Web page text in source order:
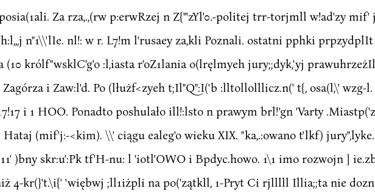
Za rza,.,(rw p:erwRzej n Z{"'zYl'0.-politej trr-torjmll w!ad'zy mif'
n"1\\'lIe. nl!: w r. L7!m l'rusaey za,kli Poznali. ostatni pphki prpzydplIt
(10 królf"wsklC'g'o :l,iasta r'oZ1lania o(lręlmyeh jury;;dyk,'yj
i Zaw:l'd. Po (lłużf<zyeh t;Il"Q":I('b :lltollolllicz.n(' t{, osa(l,\' wzg-
i 1 HOO. Ponadto poshulało ill!:lsto n prawym brl!'gn 'Varty
(mif'j:-<kim). \\' ciągu ealeg'o wieku XIX. "ka,.:owano t'lkf)
)bny skr:u':Pk tf'H-nu: l 'iotl'OWO i Bpdyc.howo. 1\1 imo rozwojn ]
4-kr(}'t.\i{' 'więbwj ;ll1iżpli na po('zątkll, 1-Pryt Ci rjlllll Illia;;ta nie